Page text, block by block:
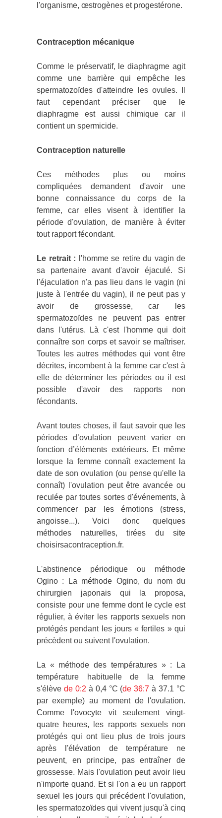
l'organisme, œstrogènes et progestérone.
Contraception mécanique
Comme le préservatif, le diaphragme agit
comme une barrière qui empêche les
spermatozoïdes d'atteindre les ovules. Il
faut cependant préciser que le
diaphragme est aussi chimique car il
contient un spermicide.
Contraception naturelle
Ces méthodes plus ou moins
compliquées demandent d'avoir une
bonne connaissance du corps de la
femme, car elles visent à identifier la
période d'ovulation, de manière à éviter
tout rapport fécondant.
Le retrait : l'homme se retire du vagin de
sa partenaire avant d'avoir éjaculé. Si
l'éjaculation n'a pas lieu dans le vagin (ni
juste à l'entrée du vagin), il ne peut pas y
avoir de grossesse, car les
spermatozoïdes ne peuvent pas entrer
dans l'utérus. Là c'est l'homme qui doit
connaître son corps et savoir se maîtriser.
Toutes les autres méthodes qui vont être
décrites, incombent à la femme car c'est à
elle de déterminer les périodes ou il est
possible d'avoir des rapports non
fécondants.
Avant toutes choses, il faut savoir que les
périodes d’ovulation peuvent varier en
fonction d’éléments extérieurs. Et même
lorsque la femme connaît exactement la
date de son ovulation (ou pense qu'elle la
connaît) l'ovulation peut être avancée ou
reculée par toutes sortes d'événements, à
commencer par les émotions (stress,
angoisse...). Voici donc quelques
méthodes naturelles, tirées du site
choisirsacontraception.fr.
L'abstinence périodique ou méthode
Ogino : La méthode Ogino, du nom du
chirurgien japonais qui la proposa,
consiste pour une femme dont le cycle est
régulier, à éviter les rapports sexuels non
protégés pendant les jours « fertiles » qui
précèdent ou suivent l'ovulation.
La « méthode des températures » : La
température habituelle de la femme
s'élève de 0:2 à 0,4 °C (de 36:7 à 37.1 °C
par exemple) au moment de l'ovulation.
Comme l'ovocyte vit seulement vingt-
quatre heures, les rapports sexuels non
protégés qui ont lieu plus de trois jours
après l'élévation de température ne
peuvent, en principe, pas entraîner de
grossesse. Mais l'ovulation peut avoir lieu
n'importe quand. Et si l'on a eu un rapport
sexuel les jours qui précédent l'ovulation,
les spermatozoïdes qui vivent jusqu'à cinq